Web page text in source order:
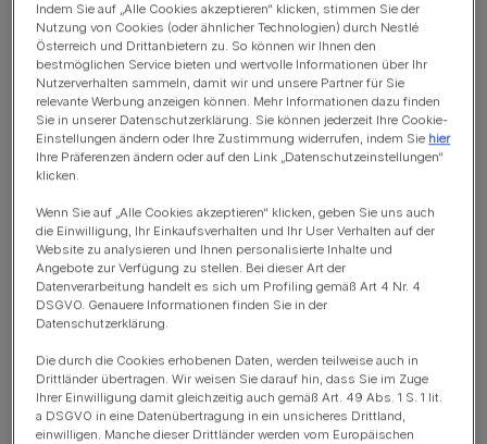
Weise ihm einen bestimmten Bereich als Toilette zu.
Das macht es ihm leichter zu erkennen, wo er
hingehen muss.
Sobald er sein Geschäft erledigt hat, belohne ihn mit
einem Leckerli und viel Lob.
mindestens alle zwei Stunden.
Sei konsequent! Unfälle werden zwar vorkommen,
aber halte dich an deine Routinen und dein Welpe
wird bald stubenrein sein.
Wie lange dauert es bis ein
Hund stubenrein ist?
Indem Sie auf „Alle Cookies akzeptieren“ klicken, stimmen Sie der
Nutzung von Cookies (oder ähnlicher Technologien) durch Nestlé
Österreich und Drittanbietern zu. So können wir Ihnen den
bestmöglichen Service bieten und wertvolle Informationen über Ihr
Nutzerverhalten sammeln, damit wir und unsere Partner für Sie
relevante Werbung anzeigen können. Mehr Informationen dazu finden
Sie in unserer Datenschutzerklärung. Sie können jederzeit Ihre Cookie-
Einstellungen ändern oder Ihre Zustimmung widerrufen, indem Sie hier
Ihre Präferenzen ändern oder auf den Link „Datenschutzeinstellungen“
klicken.
Wenn Sie auf „Alle Cookies akzeptieren“ klicken, geben Sie uns auch
die Einwilligung, Ihr Einkaufsverhalten und Ihr User Verhalten auf der
Website zu analysieren und Ihnen personalisierte Inhalte und
Angebote zur Verfügung zu stellen. Bei dieser Art der
Datenverarbeitung handelt es sich um Profiling gemäß Art 4 Nr. 4
DSGVO. Genauere Informationen finden Sie in der
Datenschutzerklärung.
Die durch die Cookies erhobenen Daten, werden teilweise auch in
Drittländer übertragen. Wir weisen Sie darauf hin, dass Sie im Zuge
Ihrer Einwilligung damit gleichzeitig auch gemäß Art. 49 Abs. 1 S. 1 lit.
a DSGVO in eine Datenübertragung in ein unsicheres Drittland,
einwilligen. Manche dieser Drittländer werden vom Europäischen